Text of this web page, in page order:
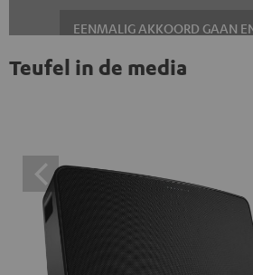
EENMALIG AKKOORD GAAN
Altijd externe inhoud weergeven? Schakel dit
inhoud te klikken, stem je ermee in
inhoud te zien krijgt. Dit betekent
gegevens kunnen worden
van derden. Meer informatie
privacybeleid.
Teufel in de media